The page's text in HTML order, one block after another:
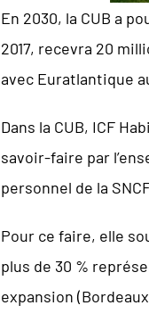
En 2030, la CUB a
2017, recevra 20
avec Euratlantique
Dans la CUB, ICF
savoir-faire par
personnel de la
Pour ce faire, elle
plus de 30 %
expansion